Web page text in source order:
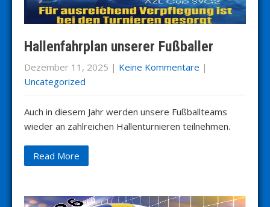
Hallenfahrplan unserer Fußballer
Dezember 11, 2025 | Keine Kommentare |
Uncategorized
Auch in diesem Jahr werden unsere Fußballteams
wieder an zahlreichen Hallenturnieren teilnehmen.
Read More